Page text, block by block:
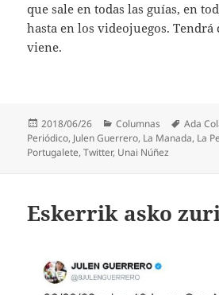
que sale en todas las guías, en
hasta en los videojuegos. Tendrá
viene.
Publicado
el
2018/06/26 Categorías
Columnas Ada
Periódico, Julen Guerrero, La Manada, La
Portugalete,Twitter, Unai Núñez
Eskerrik asko